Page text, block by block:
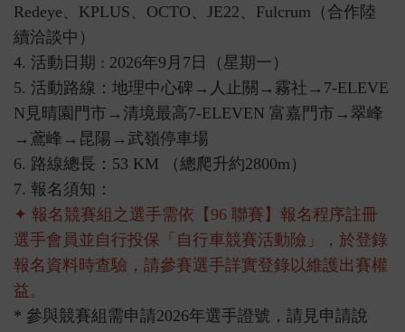
Redeye、KPLUS、OCTO、JE22、Fulcrum（合作陸
續洽談中）
4. 活動日期 : 2026年9月7日（星期一）
5. 活動路線：地理中心碑→人止關→霧社→7-ELEVE
N見晴園門市→清境最高7-ELEVEN 富嘉門市→翠峰
→鳶峰→昆陽→武嶺停車場
6. 路線總長：53 KM （總爬升約2800m）
7. 報名須知：
✦ 報名競賽組之選手需依【96 聯賽】報名程序註冊
選手會員並自行投保「自行車競賽活動險」，於登錄
報名資料時查驗，請參賽選手詳實登錄以維護出賽權
益。
* 參與競賽組需申請2026年選手證號，請見申請說